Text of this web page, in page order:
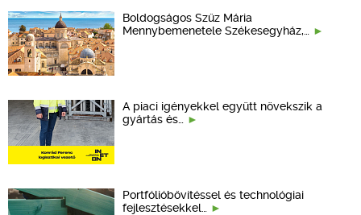
Boldogságos Szűz Mária
Mennybemenetele Székesegyház,…
A piaci igényekkel együtt növekszik a
gyártás és…
Portfólióbővítéssel és technológiai
fejlesztésekkel…